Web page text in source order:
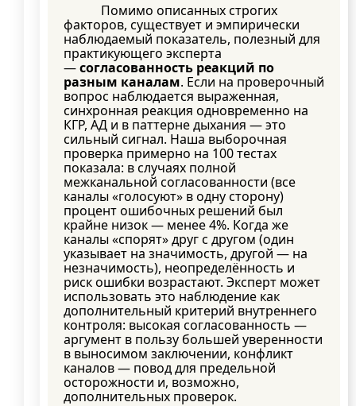
Помимо описанных строгих
факторов, существует и эмпирически
наблюдаемый показатель, полезный для
практикующего эксперта
—согласованность реакций по
разным каналам. Если на проверочный
вопрос наблюдается выраженная,
синхронная реакция одновременно на
КГР, АД и в паттерне дыхания — это
сильный сигнал. Наша выборочная
проверка примерно на 100 тестах
показала: в случаях полной
межканальной согласованности (все
каналы «голосуют» в одну сторону)
процент ошибочных решений был
крайне низок — менее 4%. Когда же
каналы «спорят» друг с другом (один
указывает на значимость, другой — на
незначимость), неопределённость и
риск ошибки возрастают. Эксперт может
использовать это наблюдение как
дополнительный критерий внутреннего
контроля: высокая согласованность —
аргумент в пользу большей уверенности
в выносимом заключении, конфликт
каналов — повод для предельной
осторожности и, возможно,
дополнительных проверок.